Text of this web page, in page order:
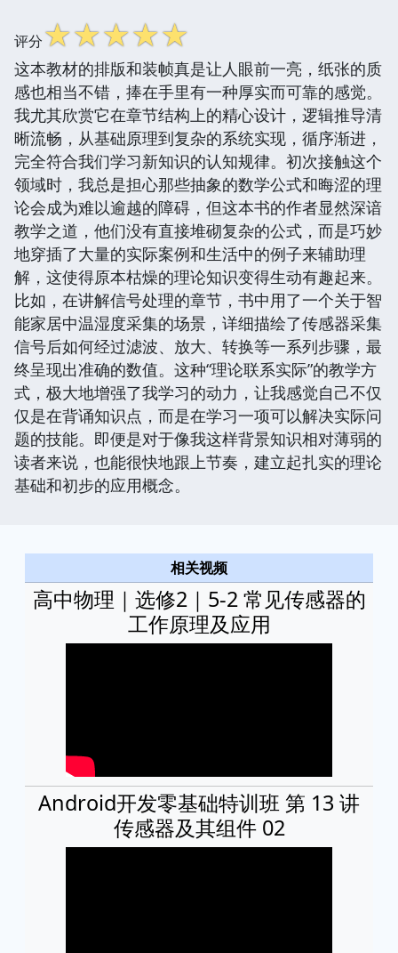
评分☆☆☆☆☆
这本教材的排版和装帧真是让人眼前一亮，纸张的质
感也相当不错，捧在手里有一种厚实而可靠的感觉。
我尤其欣赏它在章节结构上的精心设计，逻辑推导清
晰流畅，从基础原理到复杂的系统实现，循序渐进，
完全符合我们学习新知识的认知规律。初次接触这个
领域时，我总是担心那些抽象的数学公式和晦涩的理
论会成为难以逾越的障碍，但这本书的作者显然深谙
教学之道，他们没有直接堆砌复杂的公式，而是巧妙
地穿插了大量的实际案例和生活中的例子来辅助理
解，这使得原本枯燥的理论知识变得生动有趣起来。
比如，在讲解信号处理的章节，书中用了一个关于智
能家居中温湿度采集的场景，详细描绘了传感器采集
信号后如何经过滤波、放大、转换等一系列步骤，最
终呈现出准确的数值。这种“理论联系实际”的教学方
式，极大地增强了我学习的动力，让我感觉自己不仅
仅是在背诵知识点，而是在学习一项可以解决实际问
题的技能。即便是对于像我这样背景知识相对薄弱的
读者来说，也能很快地跟上节奏，建立起扎实的理论
基础和初步的应用概念。
相关视频
高中物理｜选修2｜5-2 常见传感器的
工作原理及应用
Android开发零基础特训班 第 13 讲
传感器及其组件 02